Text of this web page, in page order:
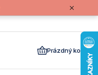
Prázdný košík